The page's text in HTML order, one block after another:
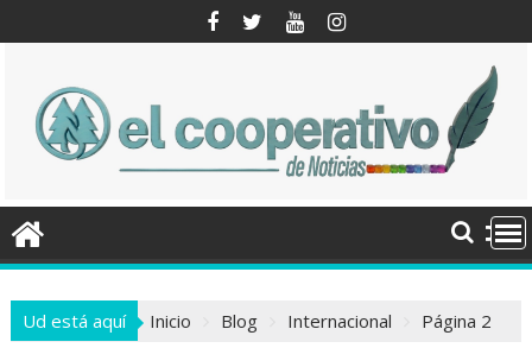
al
Ud está aquí Inicio Blog Internacional Página 2